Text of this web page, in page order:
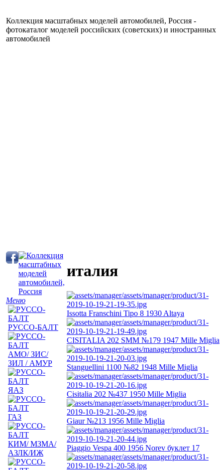
Коллекция масштабных моделей автомобилей, Россия -
фотокаталог моделей российских (советских) и иностранных
автомобилей
Меню
РУССО-БАЛТ
АМО/ ЗИС/
ЗИЛ / АМУР
ЯАЗ
ГАЗ
КИМ/ МЗМА/
АЗЛК/ИЖ
италия
Issotta Franschini Tipo 8 1930 Altaya
CISITALIA 202 SMM №179 1947 Mille Miglia
Stanguellini 1100 №82 1948 Mille Miglia
Cisitalia 202 №437 1950 Mille Miglia
Giaur №213 1956 Mille Miglia
Piaggio Vespa 400 1956 Norev буклет 17